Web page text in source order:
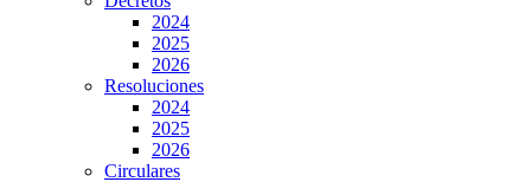
2024
2025
2026
Resoluciones
2024
2025
2026
Circulares